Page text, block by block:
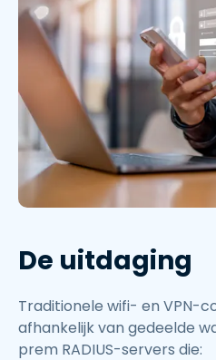
De uitdaging
Traditionele wifi- en VPN-
afhankelijk van gedeelde
prem RADIUS-servers die: